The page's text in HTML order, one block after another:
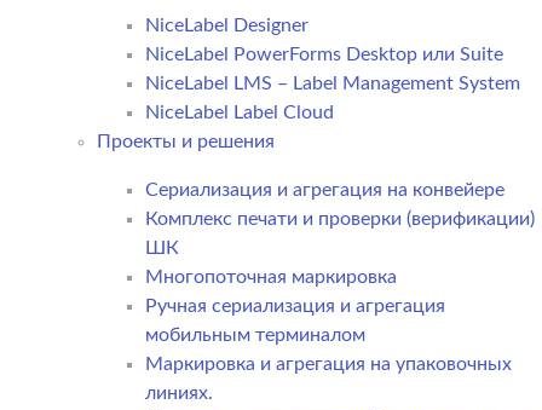
NiceLabel Designer
NiceLabel PowerForms Desktop или Suite
NiceLabel LMS – Label Management System
NiceLabel Label Cloud
Проекты и решения
Сериализация и агрегация на конвейере
Комплекс печати и проверки (верификации)
ШК
Многопоточная маркировка
Ручная сериализация и агрегация
мобильным терминалом
Маркировка и агрегация на упаковочных
линиях.